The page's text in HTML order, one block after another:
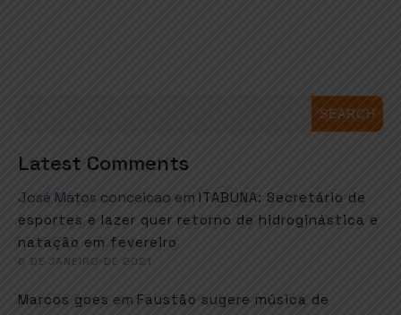
SEARCH
Latest Comments
José Matos conceicao em ITABUNA: Secretário de
esportes e lazer quer retorno de hidroginástica e
natação em fevereiro
6 DE JANEIRO DE 2021
Marcos goes em Faustão sugere música de